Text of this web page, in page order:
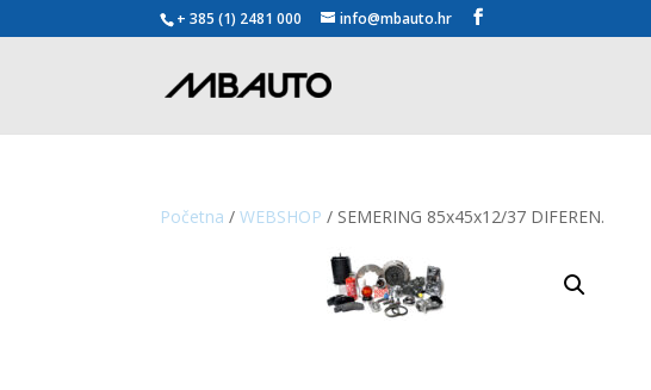
+ 385 (1) 2481 000 info@mbauto.hr
Početna /WEBSHOP / SEMERING 85x45x12/37 DIFEREN.